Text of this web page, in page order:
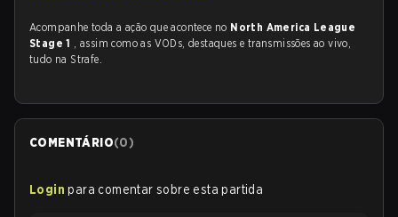
Acompanhe toda a ação que acontece no North America League
Stage 1 , assim como as VODs, destaques e transmissões ao vivo,
tudo na Strafe.
COMENTÁRIO(0)
Login para comentar sobre esta partida